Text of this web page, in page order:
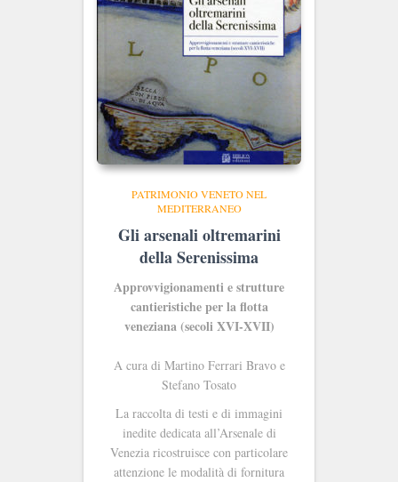
PATRIMONIO VENETO NEL
MEDITERRANEO
Gli arsenali oltremarini
della Serenissima
Approvvigionamenti e strutture
cantieristiche per la flotta
veneziana (secoli XVI-XVII)
A cura di Martino Ferrari Bravo e
Stefano Tosato
La raccolta di testi e di immagini
inedite dedicata all’Arsenale di
Venezia ricostruisce con particolare
attenzione le modalità di fornitura